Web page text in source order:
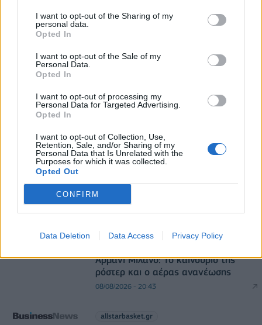
I want to opt-out of the Sharing of my
personal data.
Opted In
I want to opt-out of the Sale of my
Personal Data.
Opted In
I want to opt-out of processing my
Personal Data for Targeted Advertising.
Opted In
I want to opt-out of Collection, Use,
Retention, Sale, and/or Sharing of my
Personal Data that Is Unrelated with the
Purposes for which it was collected.
Opted Out
CONFIRM
Data Deletion Data Access Privacy Policy
Ελληνική Αναπτυξιακή Τράπεζα: Με «προίκα» 2
δισ. ευρώ ανοίγει δρόμο για δάνεια έως 5 δισ. σε
μικρομεσαίες
08/08/2026 - 11:22 ΤΡΑΠΕΖΕΣ
5G παντού, 6G στον ορίζοντα: Πού βρίσκεται η
Ελλάδα στη μεγάλη τεχνολογική μετάβαση
08/08/2026 - 10:54
Αρμάνι Μιλάνο: Το καινούριο της
ρόστερ και ο αέρας ανανέωσης
08/08/2026 - 20:43
allstarbasket.gr